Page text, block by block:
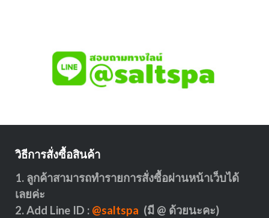
วิธีการสั่งซื้อสินค้า
1. ลูกค้าสามารถทำรายการสั่งซื้อผ่านหน้าเว็บได้
เลยค่ะ
2. Add Line ID : @saltspa (มี @ ด้วยนะคะ)